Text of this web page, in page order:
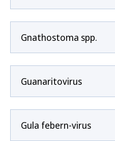
Gnathostoma spp.
Guanaritovirus
Gula febern-virus